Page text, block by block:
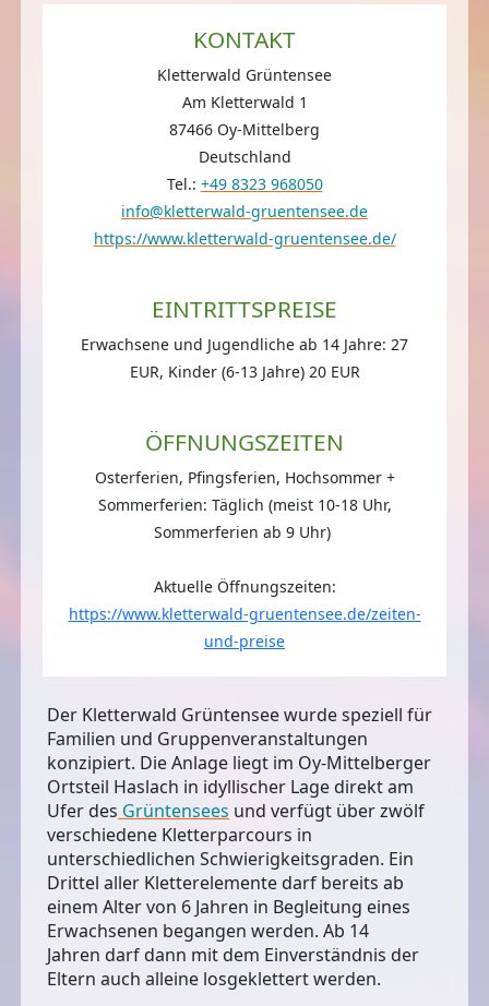
KONTAKT
Kletterwald Grüntensee
Am Kletterwald 1
87466 Oy-Mittelberg
Deutschland
Tel.: +49 8323 968050
info@kletterwald-gruentensee.de
https://www.kletterwald-gruentensee.de/
EINTRITTSPREISE
Erwachsene und Jugendliche ab 14 Jahre: 27
EUR, Kinder (6-13 Jahre) 20 EUR
ÖFFNUNGSZEITEN
Osterferien, Pfingsferien, Hochsommer +
Sommerferien: Täglich (meist 10-18 Uhr,
Sommerferien ab 9 Uhr)
Aktuelle Öffnungszeiten:
https://www.kletterwald-gruentensee.de/zeiten-
und-preise
Der Kletterwald Grüntensee wurdespeziell für
Familien und Gruppenveranstaltungen
konzipiert. Die Anlage liegt im Oy-Mittelberger
Ortsteil Haslach in idyllischer Lage direkt am
Ufer des Grüntensees und verfügt über zwölf
verschiedene Kletterparcours in
unterschiedlichen Schwierigkeitsgraden. Ein
Drittel aller Kletterelemente darf bereits ab
einem Alter von 6 Jahren in Begleitung eines
Erwachsenen begangen werden.Ab 14
Jahren darf dann mit dem Einverständnis der
Eltern auch alleine losgeklettert werden.